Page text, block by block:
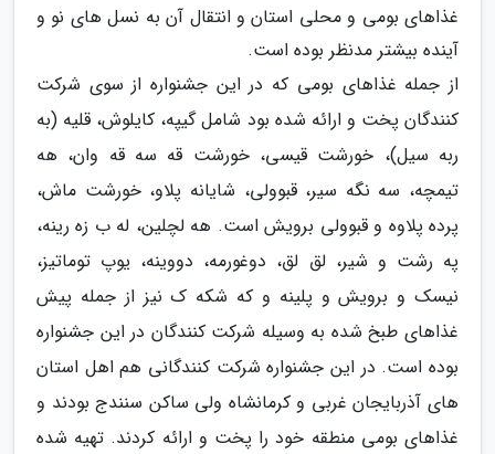
غذاهای بومی و محلی استان و انتقال آن به نسل های نو و
آینده بیشتر مدنظر بوده است.
از جمله غذاهای بومی که در این جشنواره از سوی شرکت
کنندگان پخت و ارائه شده بود شامل گیپه، کایلوش، قلیه (به
ربه سیل)، خورشت قیسی، خورشت قه سه قه وان، هه
تیمچه، سه نگه سیر، قبوولی، شایانه پلاو، خورشت ماش،
پرده پلاوه و قبوولی برویش است. هه لچلین، له ب زه رینه،
په رشت و شیر، لق لق، دوغورمه، دووینه، یوپ توماتیز،
نیسک و برویش و پلینه و که شکه ک نیز از جمله پیش
غذاهای طبخ شده به وسیله شرکت کنندگان در این جشنواره
بوده است. در این جشنواره شرکت کنندگانی هم اهل استان
های آذربایجان غربی و کرمانشاه ولی ساکن سنندج بودند و
غذاهای بومی منطقه خود را پخت و ارائه کردند. تهیه شده